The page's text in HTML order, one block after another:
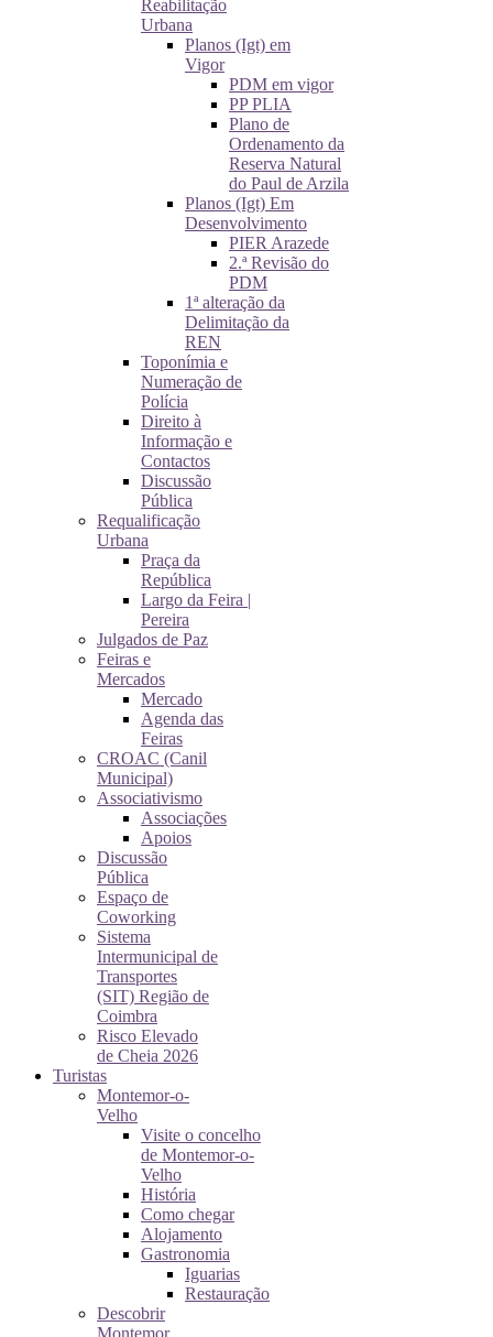
Reabilitação
Urbana
Planos (Igt) em
Vigor
PDM em vigor
PP PLIA
Plano de
Ordenamento da
Reserva Natural
do Paul de Arzila
Planos (Igt) Em
Desenvolvimento
PIER Arazede
2.ª Revisão do
PDM
1ª alteração da
Delimitação da
REN
Toponímia e
Numeração de
Polícia
Direito à
Informação e
Contactos
Discussão
Pública
Requalificação
Urbana
Praça da
República
Largo da Feira |
Pereira
Julgados de Paz
Feiras e
Mercados
Mercado
Agenda das
Feiras
CROAC (Canil
Municipal)
Associativismo
Associações
Apoios
Discussão
Pública
Espaço de
Coworking
Sistema
Intermunicipal de
Transportes
(SIT) Região de
Coimbra
Risco Elevado
de Cheia 2026
Turistas
Montemor-o-
Velho
Visite o concelho
de Montemor-o-
Velho
História
Como chegar
Alojamento
Gastronomia
Iguarias
Restauração
Descobrir
Montemor